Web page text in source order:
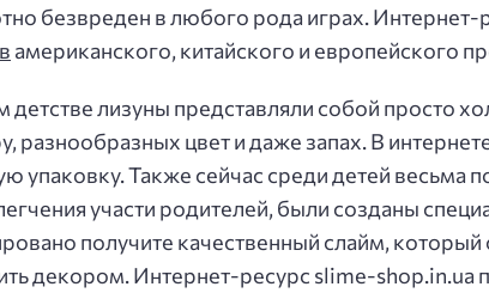
безвреден в любого рода играх. Интернет-
американского, китайского и европейского
детстве лизуны представляли собой просто
разнообразных цвет и даже запах. В
упаковку. Также сейчас среди детей весьма
участи родителей, были созданы
получите качественный слайм,
декором. Интернет-ресурс slime-shop.in.ua